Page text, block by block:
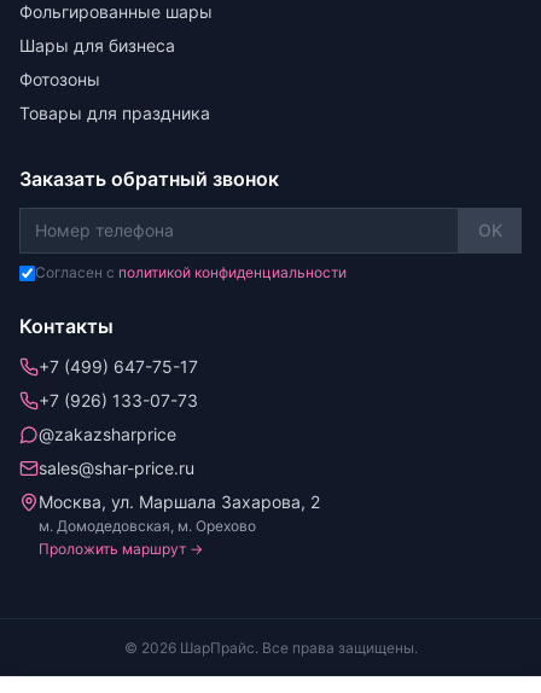
Фольгированные шары
Шары для бизнеса
Фотозоны
Товары для праздника
Заказать обратный звонок
OK
Согласен с политикой конфиденциальности
Контакты
+7 (499) 647-75-17
+7 (926) 133-07-73
@zakazsharprice
sales@shar-price.ru
Москва, ул. Маршала Захарова, 2
м. Домодедовская, м. Орехово
Проложить маршрут →
© 2026 ШарПрайс. Все права защищены.